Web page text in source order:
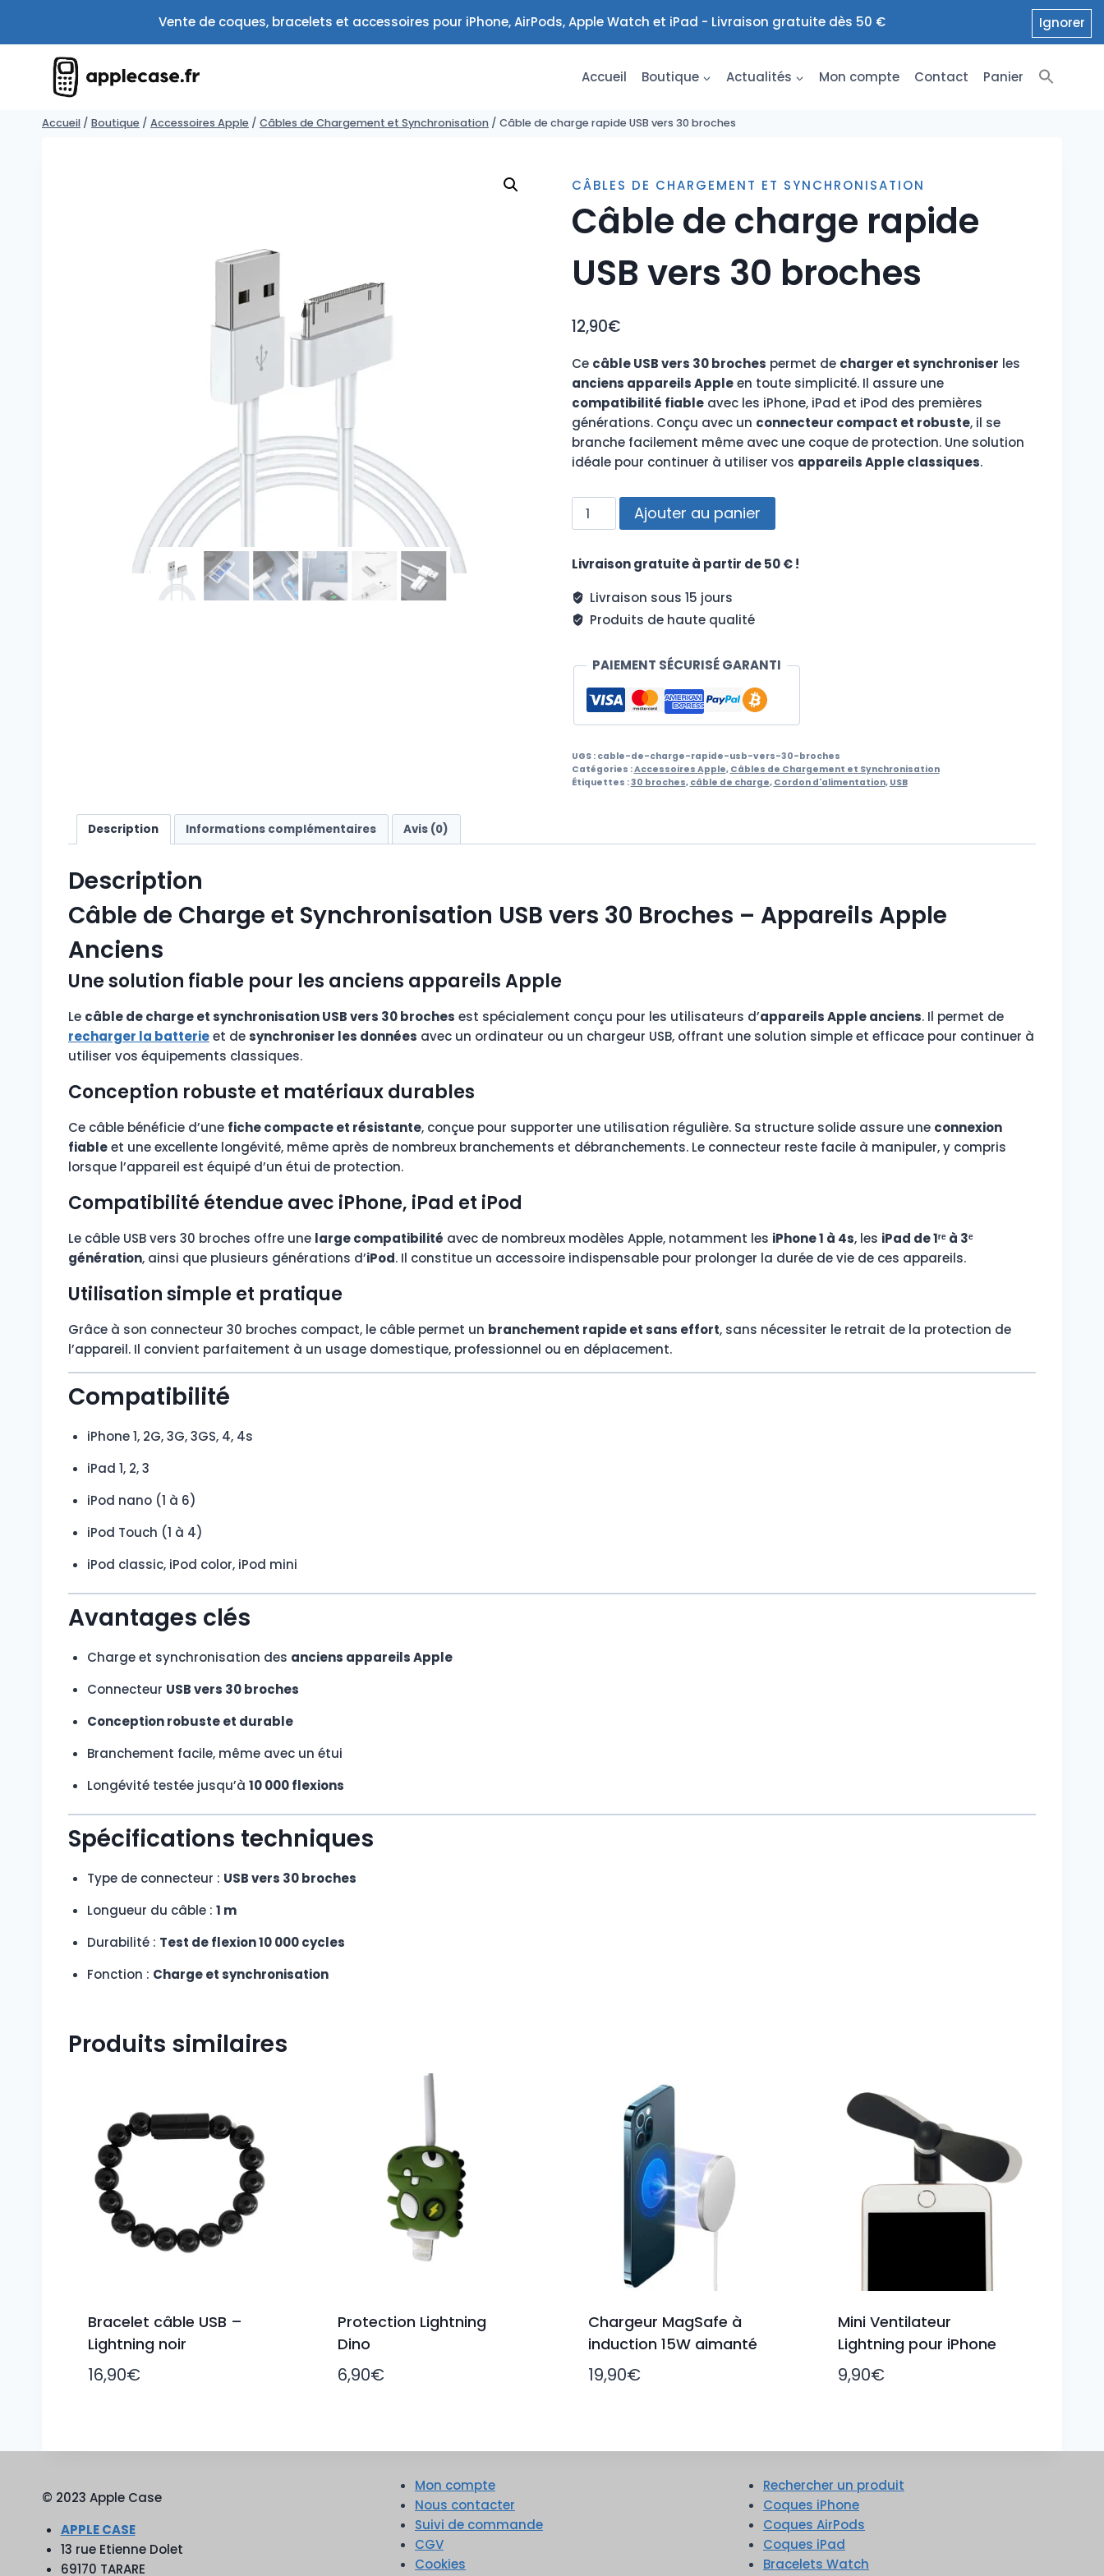
contenu
Vente de coques, bracelets et accessoires pour iPhone, AirPods, Apple Watch et iPad - Livraison gratuite dès 50 € Ignorer
Accueil Boutique Actualités Mon compte Contact Panier
Accueil / Boutique / Accessoires Apple / Câbles de Chargement et Synchronisation / Câble de charge rapide USB vers 30 broches
CÂBLES DE CHARGEMENT ET SYNCHRONISATION
Câble de charge rapide
USB vers 30 broches
12,90€
Ce câble USB vers 30 broches permet de charger et synchroniser les
anciens appareils Appleen toute simplicité. Il assure une
compatibilité fiableavec les iPhone, iPad et iPod des premières
générations. Conçu avec un connecteur compact et robuste, il se
branche facilement même avec une coque de protection. Une solution
idéale pour continuer à utiliser vos appareils Apple classiques.
quantité
de
de
rapide
USB
30
broches
Ajouter au panier
Livraison gratuite à partir de 50 € !
Livraison sous 15 jours
Produits de haute qualité
PAIEMENT SÉCURISÉ GARANTI
UGS : cable-de-charge-rapide-usb-vers-30-broches
Catégories :Accessoires Apple, Câbles de Chargement et Synchronisation
Étiquettes :30 broches, câble de charge, Cordon d'alimentation, USB
Description Informations complémentaires Avis (0)
Description
Câble de Charge et Synchronisation USB vers 30 Broches – Appareils Apple
Anciens
Une solution fiable pour les anciens appareils Apple
Le câble de charge et synchronisation USB vers 30 broches est spécialement conçu pour les utilisateurs d’appareils Apple anciens. Il permet de
recharger la batterieet desynchroniser les données avec un ordinateur ou un chargeur USB, offrant une solution simple et efficace pour continuer à
utiliser vos équipements classiques.
Conception robuste et matériaux durables
Ce câble bénéficie d’une fiche compacte et résistante, conçue pour supporter une utilisation régulière. Sa structure solide assure une connexion
fiableet une excellente longévité, même après de nombreux branchements et débranchements. Le connecteur reste facile à manipuler, y compris
lorsque l’appareil est équipé d’un étui de protection.
Compatibilité étendue avec iPhone, iPad et iPod
Le câble USB vers 30 broches offre une large compatibilité avec de nombreux modèles Apple, notamment les iPhone 1 à 4s, les iPad de 1ʳᵉ à 3ᵉ
génération, ainsi que plusieurs générations d’iPod. Il constitue un accessoire indispensable pour prolonger la durée de vie de ces appareils.
Utilisation simple et pratique
Grâce à son connecteur 30 broches compact, le câble permet un branchement rapide et sans effort, sans nécessiter le retrait de la protection de
l’appareil. Il convient parfaitement à un usage domestique, professionnel ou en déplacement.
Compatibilité
iPhone 1, 2G, 3G, 3GS, 4, 4s
iPad 1, 2, 3
iPod nano (1 à 6)
iPod Touch (1 à 4)
iPod classic, iPod color, iPod mini
Avantages clés
Charge et synchronisation des anciens appareils Apple
Connecteur USB vers 30 broches
Conception robuste et durable
Branchement facile, même avec un étui
Longévité testée jusqu’à 10 000 flexions
Spécifications techniques
Type de connecteur : USB vers 30 broches
Longueur du câble : 1 m
Durabilité : Test de flexion 10 000 cycles
Fonction : Charge et synchronisation
Produits similaires
Bracelet câble USB –
Lightning noir
16,90€
Protection Lightning
Dino
6,90€
Chargeur MagSafe à
induction 15W aimanté
19,90€
Mini Ventilateur
Lightning pour iPhone
9,90€
© 2023 Apple Case
APPLE CASE
13 rue Etienne Dolet
69170 TARARE
Mon compte
Nous contacter
Suivi de commande
CGV
Cookies
Rechercher un produit
Coques iPhone
Coques AirPods
Coques iPad
Bracelets Watch